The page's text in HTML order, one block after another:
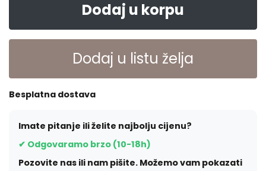
Dodaj u korpu
Dodaj u listu želja
Besplatna dostava
Imate pitanje ili želite najbolju cijenu?
✔ Odgovaramo brzo (10-18h)
Pozovite nas ili nam pišite. Možemo vam pokazati